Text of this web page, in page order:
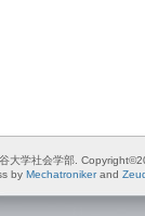
大学社会学部.
by Mechatronikerand